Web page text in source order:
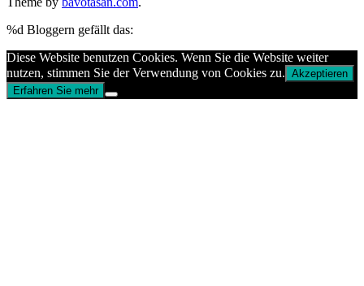
%d Bloggern gefällt das:
Diese Website benutzen Cookies. Wenn Sie die Website weiter
nutzen, stimmen Sie der Verwendung von Cookies zu. Akzeptieren
Erfahren Sie mehr